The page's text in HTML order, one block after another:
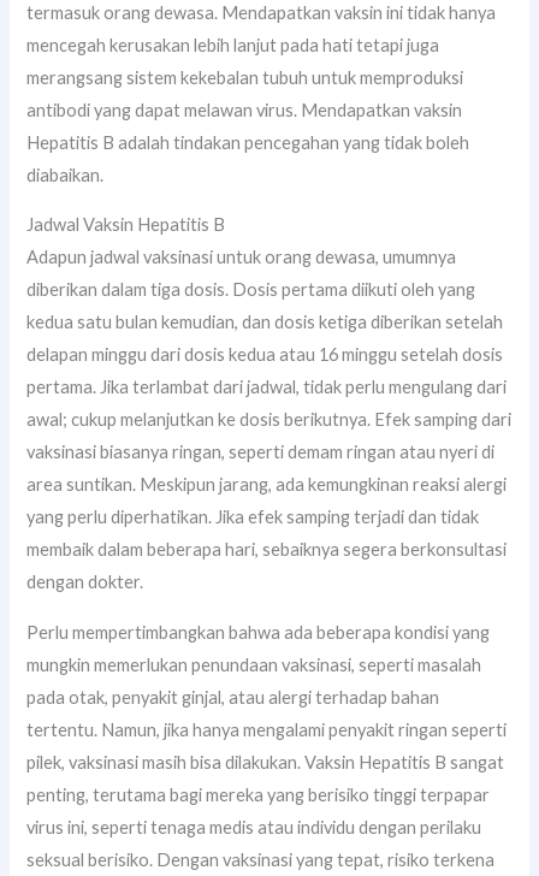
termasuk orang dewasa. Mendapatkan vaksin ini tidak hanya
mencegah kerusakan lebih lanjut pada hati tetapi juga
merangsang sistem kekebalan tubuh untuk memproduksi
antibodi yang dapat melawan virus. Mendapatkan vaksin
Hepatitis B adalah tindakan pencegahan yang tidak boleh
diabaikan.
Jadwal Vaksin Hepatitis B
Adapun jadwal vaksinasi untuk orang dewasa, umumnya
diberikan dalam tiga dosis. Dosis pertama diikuti oleh yang
kedua satu bulan kemudian, dan dosis ketiga diberikan setelah
delapan minggu dari dosis kedua atau 16 minggu setelah dosis
pertama. Jika terlambat dari jadwal, tidak perlu mengulang dari
awal; cukup melanjutkan ke dosis berikutnya. Efek samping dari
vaksinasi biasanya ringan, seperti demam ringan atau nyeri di
area suntikan. Meskipun jarang, ada kemungkinan reaksi alergi
yang perlu diperhatikan. Jika efek samping terjadi dan tidak
membaik dalam beberapa hari, sebaiknya segera berkonsultasi
dengan dokter.
Perlu mempertimbangkan bahwa ada beberapa kondisi yang
mungkin memerlukan penundaan vaksinasi, seperti masalah
pada otak, penyakit ginjal, atau alergi terhadap bahan
tertentu. Namun, jika hanya mengalami penyakit ringan seperti
pilek, vaksinasi masih bisa dilakukan. Vaksin Hepatitis B sangat
penting, terutama bagi mereka yang berisiko tinggi terpapar
virus ini, seperti tenaga medis atau individu dengan perilaku
seksual berisiko. Dengan vaksinasi yang tepat, risiko terkena